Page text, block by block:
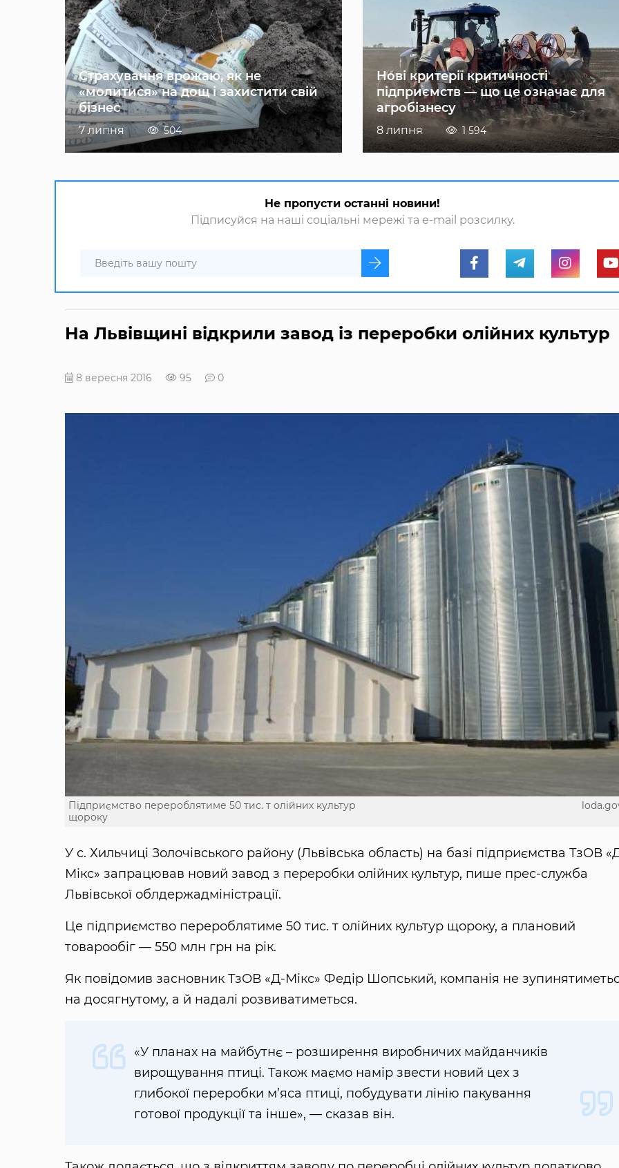
Страхування врожаю, як не
«молитися» на дощ і захистити свій
бізнес
7 липня 504
Нові критерії критичності
підприємств — що це означає для
агробізнесу
8 липня 1 594
Не пропусти останні новини!
Підписуйся на наші соціальні мережі та e-mail розсилку.
На Львівщині відкрили завод із переробки олійних культур
8 вересня 2016 95 0
Підприємство перероблятиме 50 тис. т олійних культур
щороку
У с. Хильчиці Золочівського району (Львівська область) на базі підприємства ТзОВ
Мікс» запрацював новий завод з переробки олійних культур, пише прес-служба
Львівської облдержадміністрації.
Це підприємство перероблятиме 50 тис. т олійних культур щороку, а плановий
товарообіг — 550 млн грн на рік.
Як повідомив засновник ТзОВ «Д-Мікс» Федір Шопський, компанія не
на досягнутому, а й надалі розвиватиметься.
«У планах на майбутнє – розширення виробничих майданчиків
вирощування птиці. Також маємо намір звести новий цех з
глибокої переробки м’яса птиці, побудувати лінію пакування
готової продукції та інше», — сказав він.